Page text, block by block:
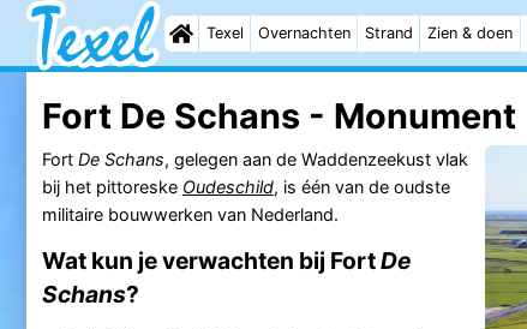
Texel Overnachten Strand Zien & doen
Fort De Schans - Monument
Fort De Schans, gelegen aan de Waddenzeekust vlak
bij het pittoreske Oudeschild, is één van de oudste
militaire bouwwerken van Nederland.
Wat kun je verwachten bij FortDe
Schans?